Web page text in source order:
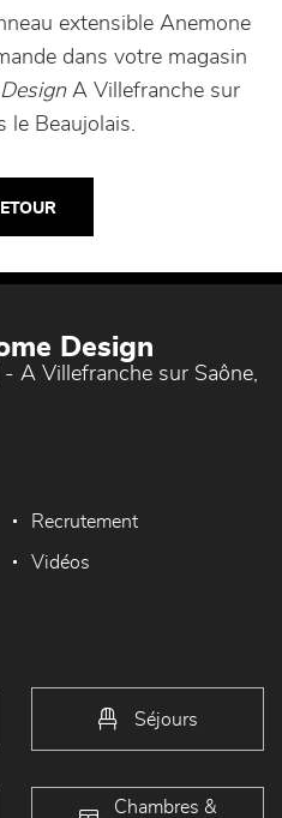
extensible Anemone
dans votre magasin
A Villefranche sur
le Beaujolais.
Design
A Villefranche sur Saône,
Recrutement
Vidéos
Séjours
Chambres &